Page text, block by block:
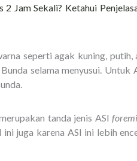
Jam Sekali? Ketahui
seperti agak kuning, putih,
selama menyusui. Untuk
tanda jenis ASI
juga karena ASI ini lebih